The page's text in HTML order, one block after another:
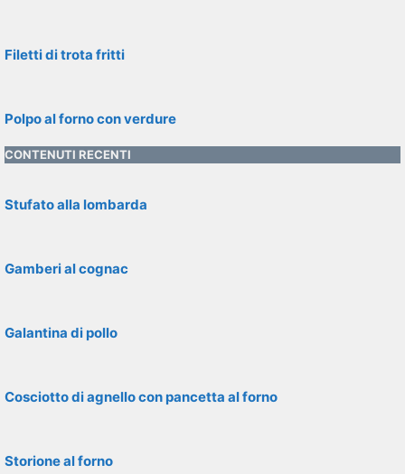
Filetti di trota fritti
Polpo al forno con verdure
CONTENUTI RECENTI
Stufato alla lombarda
Gamberi al cognac
Galantina di pollo
Cosciotto di agnello con pancetta al forno
Storione al forno